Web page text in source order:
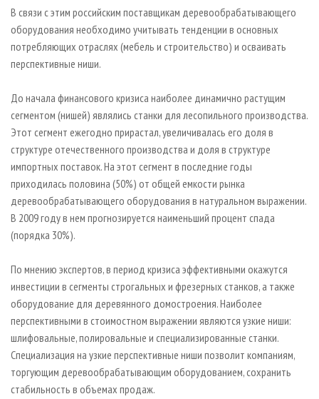
В связи с этим российским поставщикам деревообрабатывающего
оборудования необходимо учитывать тенденции в основных
потребляющих отраслях (мебель и строительство) и осваивать
перспективные ниши.
До начала финансового кризиса наиболее динамично растущим
сегментом (нишей) являлись станки для лесопильного производства.
Этот сегмент ежегодно прирастал, увеличивалась его доля в
структуре отечественного производства и доля в структуре
импортных поставок. На этот сегмент в последние годы
приходилась половина (50%) от общей емкости рынка
деревообрабатывающего оборудования в натуральном выражении.
В 2009 году в нем прогнозируется наименьший процент спада
(порядка 30%).
По мнению экспертов, в период кризиса эффективными окажутся
инвестиции в сегменты строгальных и фрезерных станков, а также
оборудование для деревянного домостроения. Наиболее
перспективными в стоимостном выражении являются узкие ниши:
шлифовальные, полировальные и специализированные станки.
Специализация на узкие перспективные ниши позволит компаниям,
торгующим деревообрабатывающим оборудованием, сохранить
стабильность в объемах продаж.